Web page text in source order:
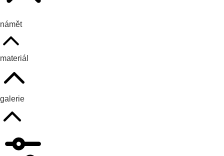
námět
materiál
galerie